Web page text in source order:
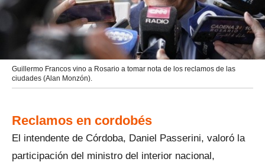
Guillermo Francos vino a Rosario a tomar nota de los reclamos de las
ciudades (Alan Monzón).
Reclamos en cordobés
El intendente de Córdoba, Daniel Passerini, valoró la
participación del ministro del interior nacional,